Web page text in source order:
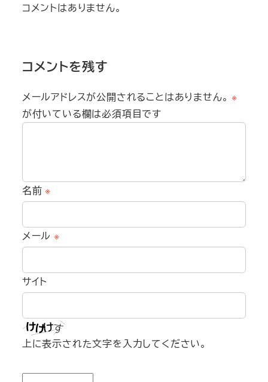
コメントはありません。
コメントを残す
メールアドレスが公開されることはありません。 ※
が付いている欄は必須項目です
名前※
メール ※
サイト
上に表示された文字を入力してください。